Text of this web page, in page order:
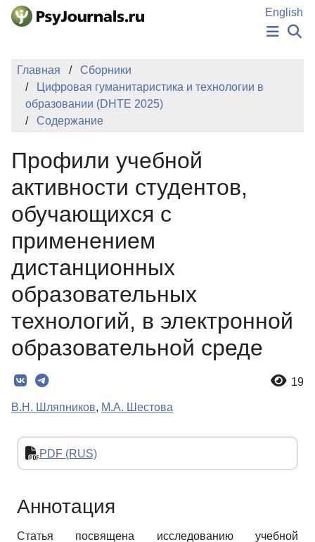
Перейти к основному содержанию
English
НОВОСТИ
АВТОРЫ
ПОДАТЬ РУКОПИСЬ
Регистрация
Главная
Сборники
Цифровая гуманитаристика и технологии в
образовании (DHTE 2025)
Содержание
Профили учебной
активности студентов,
обучающихся с
применением
дистанционных
образовательных
технологий, в электронной
образовательной среде
19
В.Н. Шляпников, М.А. Шестова
PDF (RUS)
Аннотация
Статья посвящена исследованию учебной